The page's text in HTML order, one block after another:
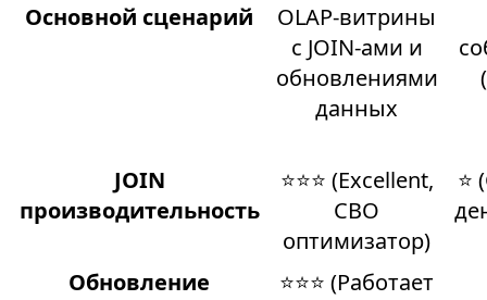
Основной сценарий
OLAP-витрины
с JOIN-ами и
обновлениями
данных
JOIN
производительность
⭐⭐⭐ (Excellent,
CBO
оптимизатор)
⭐
Обновление
⭐⭐⭐ (Работает